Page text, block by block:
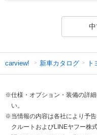
carview! 新車カタログ ト
※仕様・オプション・装備の詳
い。
※当情報の内容は各社により予
クルートおよびLINEヤフー株